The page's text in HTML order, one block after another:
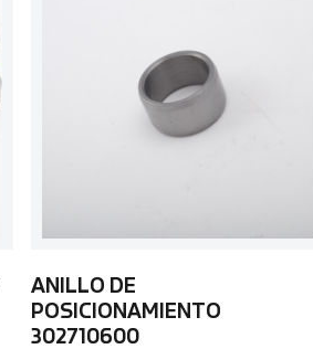
ANILLO DE
POSICIONAMIENTO
302710600